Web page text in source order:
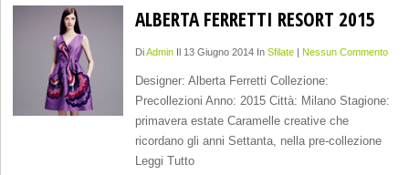
ALBERTA FERRETTI RESORT 2015
DiAdminIl 13 Giugno 2014 In Sfilate| Nessun Commento
Designer: Alberta Ferretti Collezione:
Precollezioni Anno: 2015 Città: Milano Stagione:
primavera estate Caramelle creative che
ricordano gli anni Settanta, nella pre-collezione
Leggi Tutto